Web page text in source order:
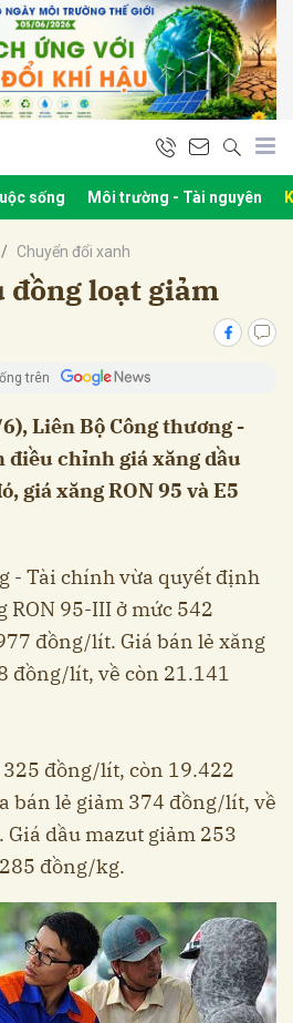
sống Môi trường - Tài nguyên
Chuyển đổi xanh
đồng loạt giảm
trên
Liên Bộ Công thương -
chỉnh giá xăng dầu
giá xăng RON 95 và E5
- Tài chính vừa quyết định
RON 95-III ở mức 542
đồng/lít. Giá bán lẻ xăng
đồng/lít, về còn 21.141
đồng/lít, còn 19.422
bán lẻ giảm 374 đồng/lít, về
dầu mazut giảm 253
đồng/kg.